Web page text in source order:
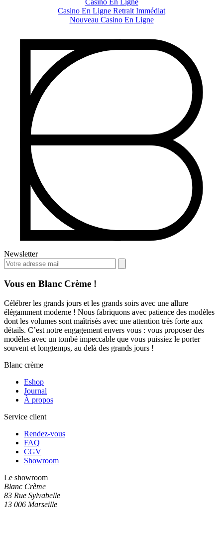
Casino En Ligne
Casino En Ligne Retrait Immédiat
Nouveau Casino En Ligne
Newsletter
Vous en Blanc Crème !
Célébrer les grands jours et les grands soirs avec une allure
élégamment moderne ! Nous fabriquons avec patience des modèles
dont les volumes sont maîtrisés avec une attention très forte aux
détails. C’est notre engagement envers vous : vous proposer des
modèles avec un tombé impeccable que vous puissiez le porter
souvent et longtemps, au delà des grands jours !
Blanc crème
Eshop
Journal
À propos
Service client
Rendez-vous
FAQ
CGV
Showroom
Le showroom
Blanc Crème
83 Rue Sylvabelle
13 006 Marseille